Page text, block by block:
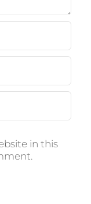
in this